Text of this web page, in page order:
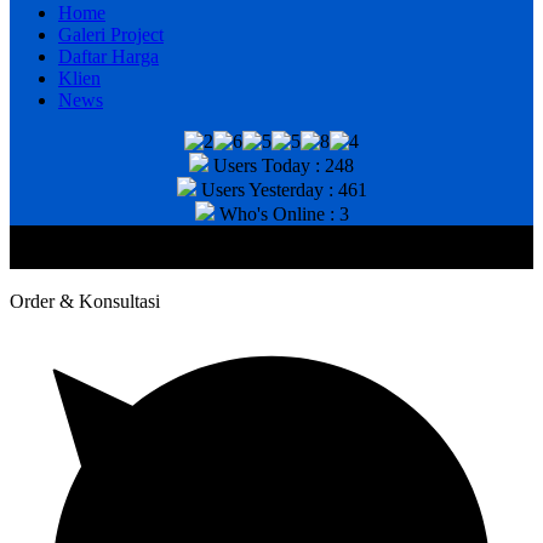
Home
Galeri Project
Daftar Harga
Klien
News
Users Today : 248
Users Yesterday : 461
Who's Online : 3
Order & Konsultasi